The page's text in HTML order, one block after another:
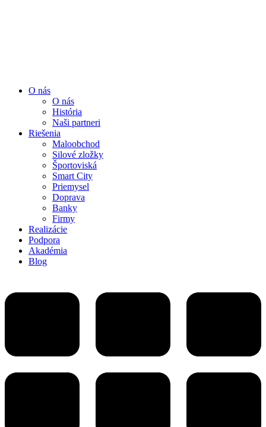
O nás
O nás
História
Naši partneri
Riešenia
Maloobchod
Silové zložky
Športoviská
Smart City
Priemysel
Doprava
Banky
Firmy
Realizácie
Podpora
Akadémia
Blog